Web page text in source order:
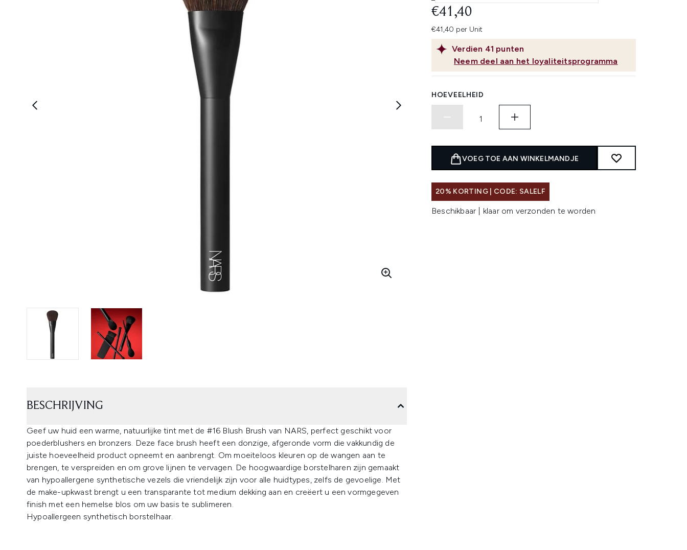
beoordelingen.
Verdien 41 punten
Neem deel aan het loyaliteitsprogramma
€41,40
€41,40 per Unit
HOEVEELHEID
VOEG TOE AAN WINKELMANDJE
20% KORTING | CODE: SALELF
Beschikbaar | klaar om verzonden te worden
BESCHRIJVING
Geef uw huid een warme, natuurlijke tint met de #16 Blush Brush van NARS, perfect geschikt voor
poederblushers en bronzers. Deze face brush heeft een donzige, afgeronde vorm die vakkundig de
juiste hoeveelheid product opneemt en aanbrengt. Om moeiteloos kleuren op de wangen aan te
brengen, te verspreiden en om grove lijnen te vervagen. De hoogwaardige borstelharen zijn gemaakt
van hypoallergene synthetische vezels die vriendelijk zijn voor alle huidtypes, zelfs de gevoelige. Met
de make-upkwast brengt u een transparante tot medium dekking aan en creëert u een vormgegeven
finish met een hemelse blos om uw basis te sublimeren.
Hypoallergeen synthetisch borstelhaar.